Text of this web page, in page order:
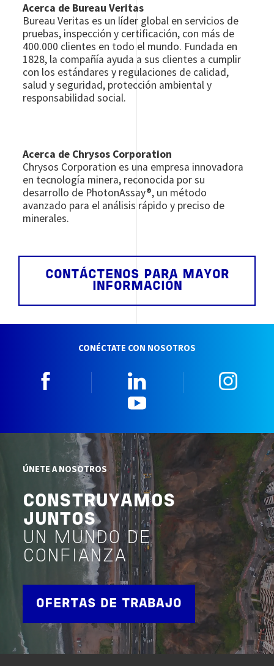
Acerca de Bureau Veritas
Bureau Veritas es un líder global en servicios de
pruebas, inspección y certificación, con más de
400.000 clientes en todo el mundo. Fundada en
1828, la compañía ayuda a sus clientes a cumplir
con los estándares y regulaciones de calidad,
salud y seguridad, protección ambiental y
responsabilidad social.
Acerca de Chrysos Corporation
Chrysos Corporation es una empresa innovadora
en tecnología minera, reconocida por su
desarrollo de PhotonAssay®, un método
avanzado para el análisis rápido y preciso de
minerales.
CONTÁCTENOS PARA MAYOR
INFORMACIÓN
CONÉCTATE CON NOSOTROS
ÚNETE A NOSOTROS
CONSTRUYAMOS
JUNTOS
UN MUNDO DE
CONFIANZA
OFERTAS DE TRABAJO